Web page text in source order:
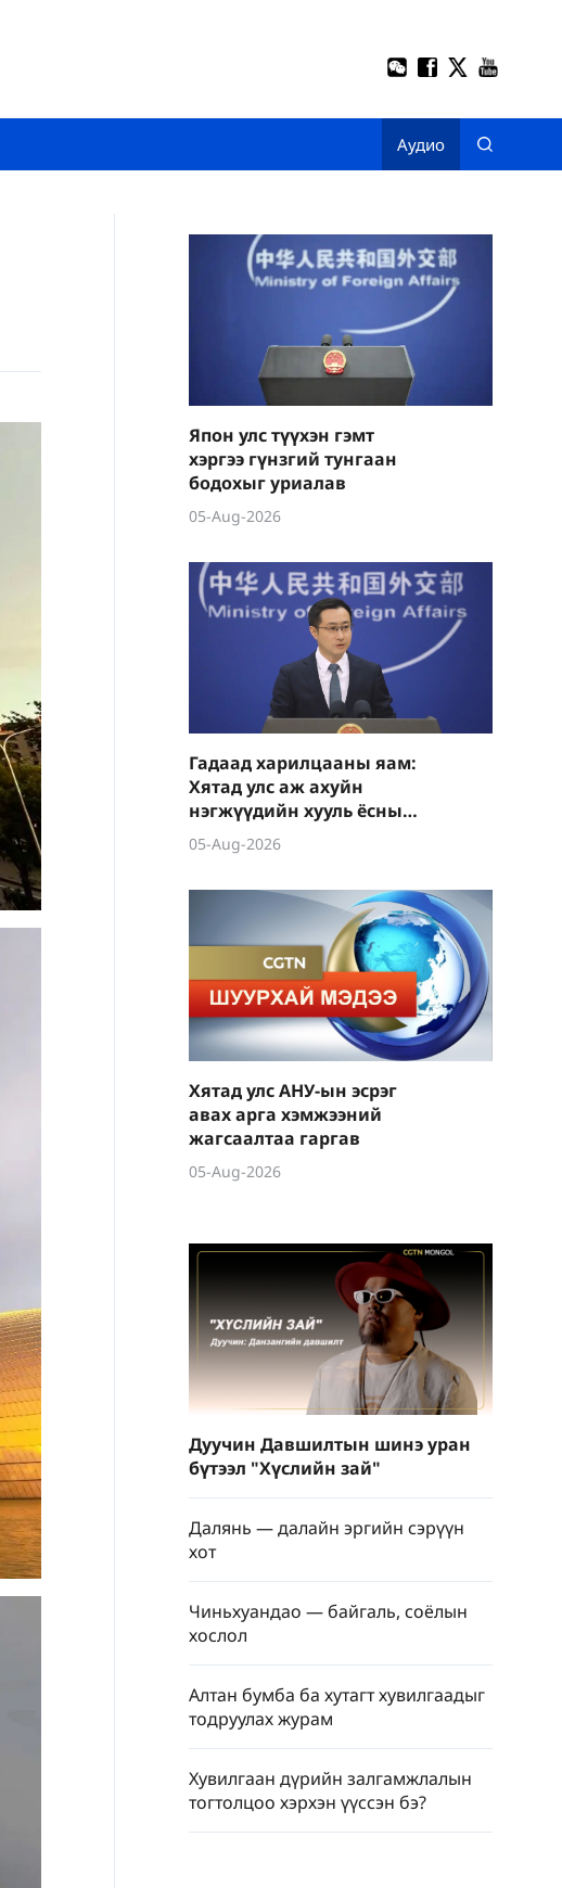
Аудио
Япон улс түүхэн гэмт
хэргээ гүнзгий тунгаан
бодохыг уриалав
05-Aug-2026
Гадаад харилцааны яам:
Хятад улс аж ахуйн
нэгжүүдийн хууль ёсны
эрх ашгийг тууштай
хамгаална
05-Aug-2026
Хятад улс АНУ-ын эсрэг
авах арга хэмжээний
жагсаалтаа гаргав
05-Aug-2026
Дуучин Давшилтын шинэ уран
бүтээл "Хүслийн зай"
Далянь — далайн эргийн сэрүүн
хот
Чиньхуандао — байгаль, соёлын
хослол
Алтан бумба ба хутагт хувилгаадыг
тодруулах журам
Хувилгаан дүрийн залгамжлалын
тогтолцоо хэрхэн үүссэн бэ?